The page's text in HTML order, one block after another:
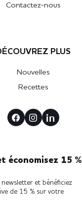
Contactez-nous
PLUS
Nouvelles
Recettes
économisez 15 %
et bénéficiez
de 15 % sur votre